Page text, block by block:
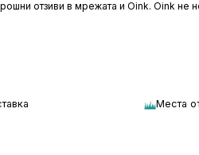
отзиви в мрежата и Oink. Oink не
Места